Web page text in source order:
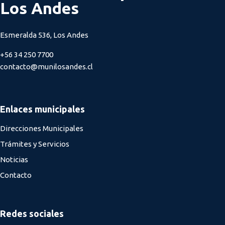
Los Andes
Esmeralda 536, Los Andes
+56 34 250 7700
contacto@munilosandes.cl
Enlaces municipales
Direcciones Municipales
Trámites y Servicios
Noticias
Contacto
Redes sociales